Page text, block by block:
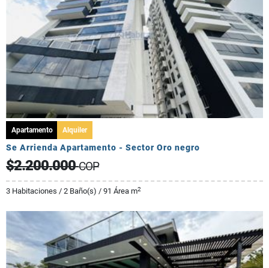
Apartamento Alquiler
Se Arrienda Apartamento - Sector Oro negro
$2.200.000COP
3 Habitaciones / 2 Baño(s) / 91 Área m2